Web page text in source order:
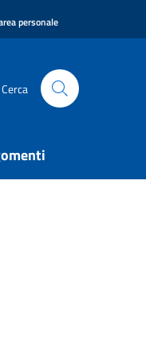
personale
Cerca